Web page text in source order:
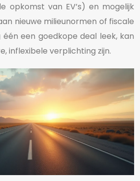
opkomst van EV’s) en mogelijk
nieuwe milieunormen of fiscale
een goedkope deal leek, kan
inflexibele verplichting zijn.